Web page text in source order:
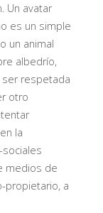
Un avatar
es un simple
un animal
albedrío,
respetada
otro
la
medios de
propietario, a